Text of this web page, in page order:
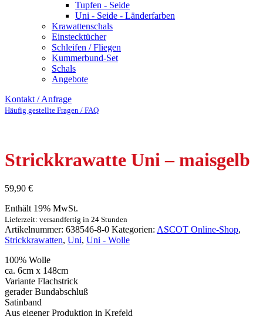
Tupfen - Seide
Uni - Seide - Länderfarben
Krawattenschals
Einstecktücher
Schleifen / Fliegen
Kummerbund-Set
Schals
Angebote
Kontakt / Anfrage
Häufig gestellte Fragen / FAQ
Strickkrawatte Uni – maisgelb
59,90 €
Enthält 19% MwSt.
Lieferzeit: versandfertig in 24 Stunden
Artikelnummer: 638546-8-0 Kategorien: ASCOT Online-Shop,
Strickkrawatten, Uni, Uni - Wolle
100% Wolle
ca. 6cm x 148cm
Variante Flachstrick
gerader Bundabschluß
Satinband
Aus eigener Produktion in Krefeld